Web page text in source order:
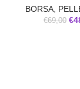
BORSA,
€69,00 €